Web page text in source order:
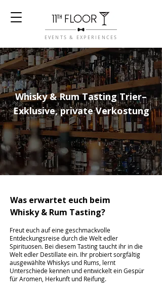
EVENTS & EXPERIENCES
Whisky & Rum Tasting Trier–
Exklusive, private Verkostung
Was erwartet euch beim
Whisky & Rum Tasting?
Freut euch auf eine geschmackvolle
Entdeckungsreise durch die Welt edler
Spirituosen. Bei diesem Tasting taucht ihr in die
Welt edler Destillate ein. Ihr probiert sorgfältig
ausgewählte Whiskys und Rums, lernt
Unterschiede kennen und entwickelt ein Gespür
für Aromen, Herkunft und Reifung.